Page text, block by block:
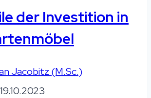
der Investition in
Jacobitz (M.Sc.)
19.10.2023